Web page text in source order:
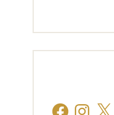
FacebookInstagram
X